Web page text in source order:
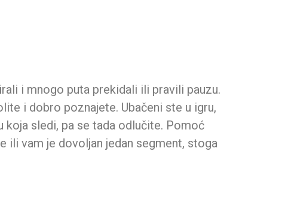
i mnogo puta prekidali ili pravili pauzu.
i dobro poznajete. Ubačeni ste u igru,
sledi, pa se tada odlučite. Pomoć
vam je dovoljan jedan segment, stoga